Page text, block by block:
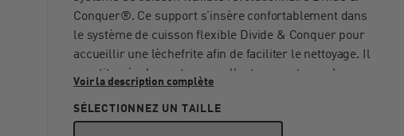
Conquer®. Ce support s'insère confortablement dans
le système de cuisson flexible Divide & Conquer pour
accueillir une lèchefrite afin de faciliter le nettoyage. Il
constitue également un excellent support pour la
Kamado Joe.
Voir la description complète
SÉLECTIONNEZ UN TAILLE